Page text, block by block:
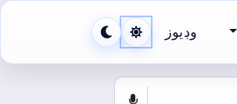
وڊيوز